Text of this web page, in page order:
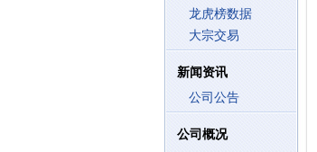
龙虎榜数据
大宗交易
新闻资讯
公司公告
公司概况